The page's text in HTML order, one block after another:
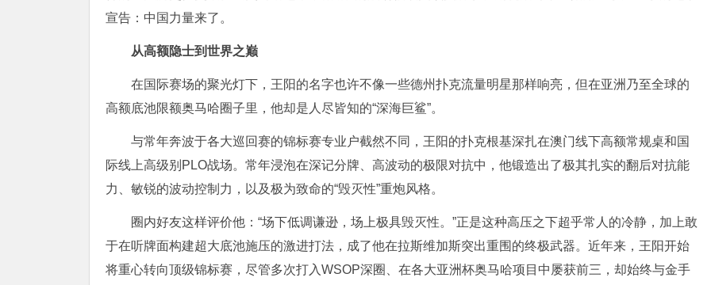
宣告：中国力量来了。
从高额隐士到世界之巅
在国际赛场的聚光灯下，王阳的名字也许不像一些德州扑克流量明星那样响亮，但在亚洲乃至全球的
高额底池限额奥马哈圈子里，他却是人尽皆知的“深海巨鲨”。
与常年奔波于各大巡回赛的锦标赛专业户截然不同，王阳的扑克根基深扎在澳门线下高额常规桌和国
际线上高级别PLO战场。常年浸泡在深记分牌、高波动的极限对抗中，他锻造出了极其扎实的翻后对抗能
力、敏锐的波动控制力，以及极为致命的“毁灭性”重炮风格。
圈内好友这样评价他：“场下低调谦逊，场上极具毁灭性。”正是这种高压之下超乎常人的冷静，加上敢
于在听牌面构建超大底池施压的激进打法，成了他在拉斯维加斯突出重围的终极武器。近年来，王阳开始
将重心转向顶级锦标赛，尽管多次打入WSOP深圈、在各大亚洲杯奥马哈项目中屡获前三，却始终与金手